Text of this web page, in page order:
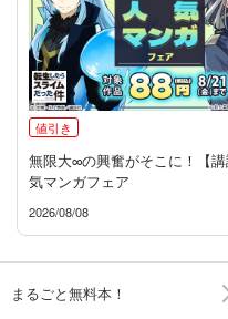
値引き
無限大∞の興奮がそこに！【
気マンガフェア
2026/08/08
まるごと無料本！